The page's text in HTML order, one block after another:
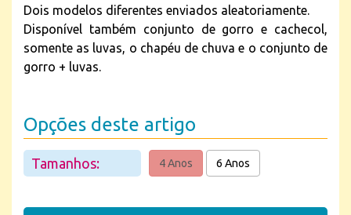
Dois modelos diferentes enviados aleatoriamente.
Disponível também conjunto de gorro e cachecol,
somente as luvas, o chapéu de chuva e o conjunto de
gorro + luvas.
Opções deste artigo
Tamanhos: 4 Anos 6 Anos